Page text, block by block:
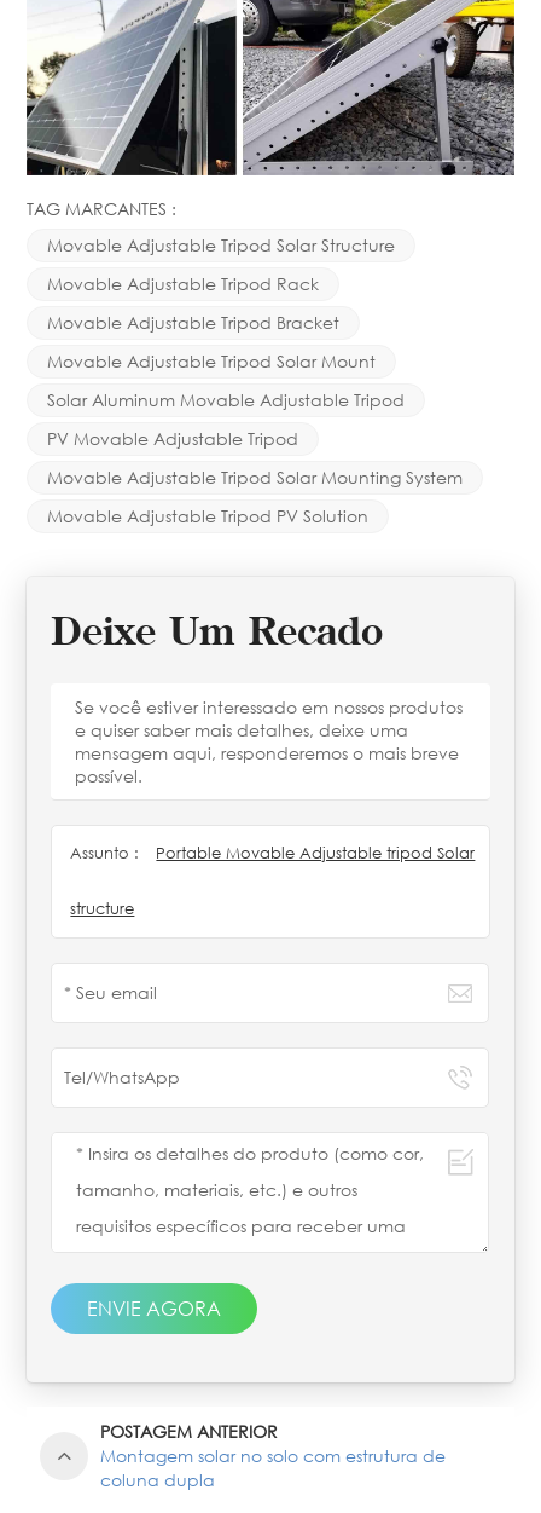
TAG MARCANTES :
Movable Adjustable Tripod Solar Structure
Movable Adjustable Tripod Rack
Movable Adjustable Tripod Bracket
Movable Adjustable Tripod Solar Mount
Solar Aluminum Movable Adjustable Tripod
PV Movable Adjustable Tripod
Movable Adjustable Tripod Solar Mounting System
Movable Adjustable Tripod PV Solution
Deixe Um Recado
Se você estiver interessado em nossos produtos
e quiser saber mais detalhes, deixe uma
mensagem aqui, responderemos o mais breve
possível.
Assunto : Portable Movable Adjustable tripod Solar
structure
ENVIE AGORA
POSTAGEM ANTERIOR
Montagem solar no solo com estrutura de
coluna dupla